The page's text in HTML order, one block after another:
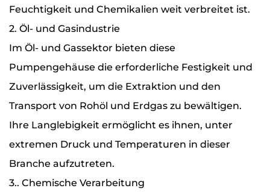
Feuchtigkeit und Chemikalien weit verbreitet ist.
2. Öl- und Gasindustrie
Im Öl- und Gassektor bieten diese
Pumpengehäuse die erforderliche Festigkeit und
Zuverlässigkeit, um die Extraktion und den
Transport von Rohöl und Erdgas zu bewältigen.
Ihre Langlebigkeit ermöglicht es ihnen, unter
extremen Druck und Temperaturen in dieser
Branche aufzutreten.
3.. Chemische Verarbeitung